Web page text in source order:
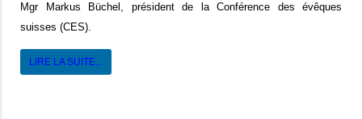
Mgr Markus Büchel, président de la Conférence des évêques
suisses (CES).
LIRE LA SUITE...